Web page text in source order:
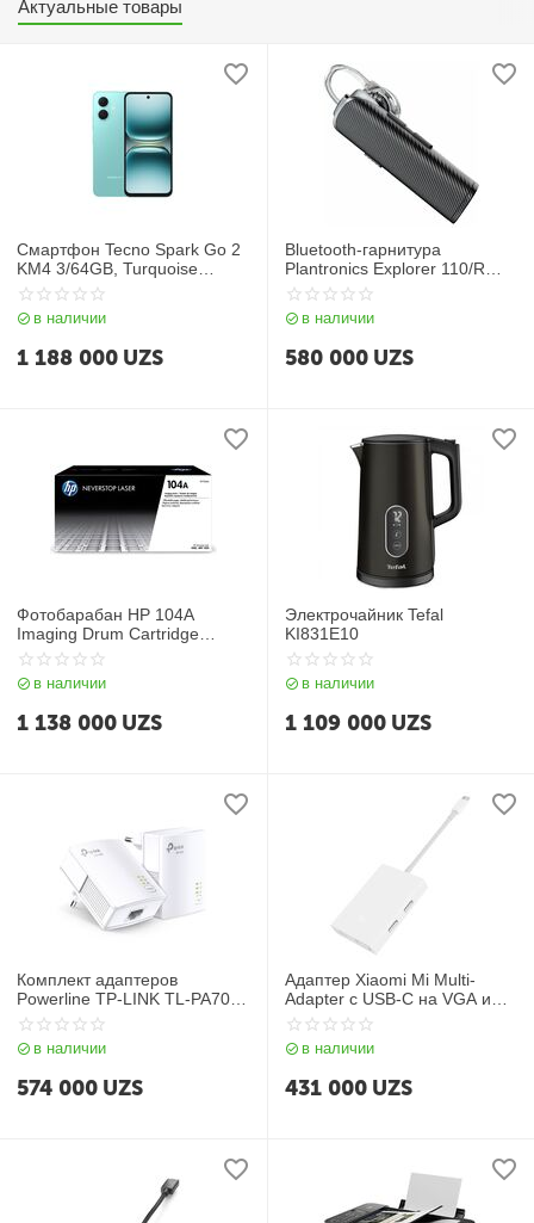
Актуальные товары
Смартфон Tecno Spark Go 2
KM4 3/64GB, Turquoise
Green
в наличии
1 188 000 UZS
Bluetooth-гарнитура
Plantronics Explorer 110/R
Black
в наличии
580 000 UZS
Фотобарабан HP 104A
Imaging Drum Cartridge
(W1104A)
в наличии
1 138 000 UZS
Электрочайник Tefal
KI831E10
в наличии
1 109 000 UZS
Комплект адаптеров
Powerline TP-LINK TL-PA7017
KIT
в наличии
574 000 UZS
Адаптер Xiaomi Mi Multi-
Adapter с USB-C на VGA и
Ethernet
в наличии
431 000 UZS